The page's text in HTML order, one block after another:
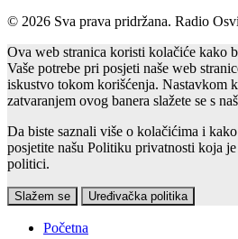
© 2026 Sva prava pridržana. Radio
Ova web stranica koristi kolačiće kako
Vaše potrebe pri posjeti naše web
iskustvo tokom korišćenja. Nastavkom
zatvaranjem ovog banera slažete se s
Da biste saznali više o kolačićima i
posjetite našu Politiku privatnosti koja
politici.
Slažem se Uređivačka politika
Početna